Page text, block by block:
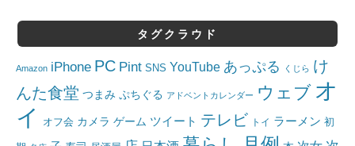
タグクラウド
Amazon iPhone PC Pint SNS YouTube あっぷる くじら け
んた食堂 つまみ ぷちぐる アドベントカレンダー ウェブ オ
イ
オフ会 カメラ ゲーム ツイート テレビ トイ ラーメン 初